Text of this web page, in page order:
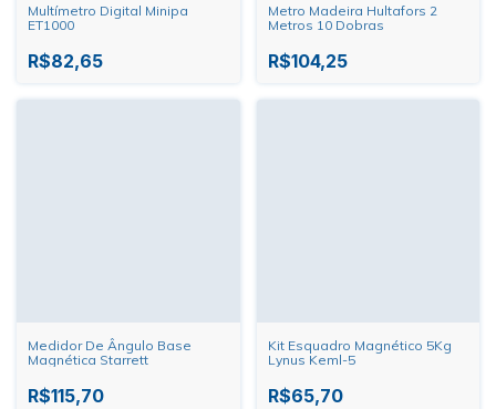
Multímetro Digital Minipa
ET1000
R$82,65
Metro Madeira Hultafors 2
Metros 10 Dobras
R$104,25
Medidor De Ângulo Base
Magnética Starrett
R$115,70
Kit Esquadro Magnético 5Kg
Lynus Keml-5
R$65,70